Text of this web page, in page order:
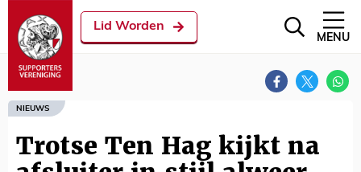
Lid Worden
MENU
NIEUWS
Trotse Ten Hag kijkt na